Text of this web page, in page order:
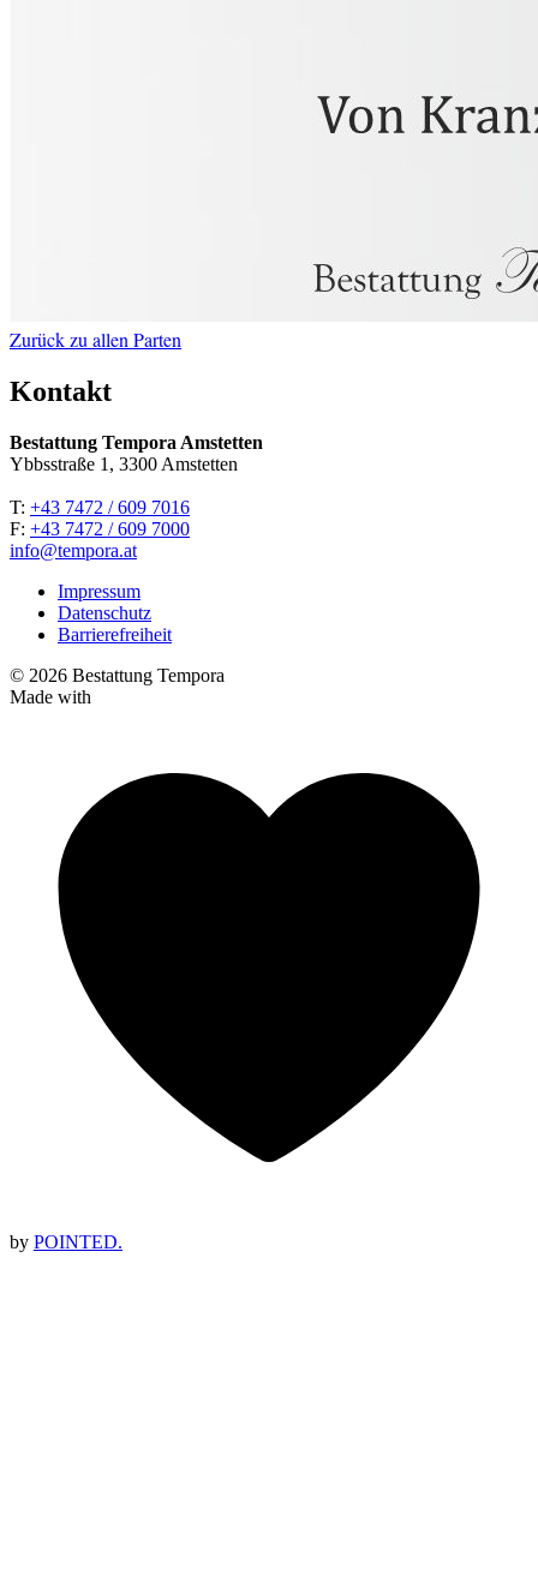
Zurück zu allen Parten
Kontakt
Bestattung Tempora Amstetten
Ybbsstraße 1, 3300 Amstetten
T: +43 7472 / 609 7016
F: +43 7472 / 609 7000
info@tempora.at
Impressum
Datenschutz
Barrierefreiheit
© 2026 Bestattung Tempora
Made with
by POINTED.